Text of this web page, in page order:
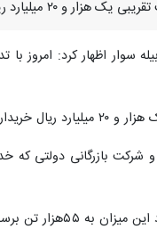
بازرگانی دولتی که